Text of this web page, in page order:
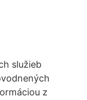
služieb
z